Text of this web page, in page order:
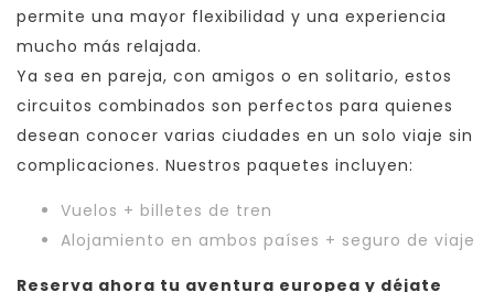
permite una mayor flexibilidad y una experiencia
mucho más relajada.
Ya sea en pareja, con amigos o en solitario, estos
circuitos combinados son perfectos para quienes
desean conocer varias ciudades en un solo viaje sin
complicaciones. Nuestros paquetes incluyen:
Vuelos + billetes de tren
Alojamiento en ambos países + seguro de viaje
Reserva ahora tu aventura europea y déjate